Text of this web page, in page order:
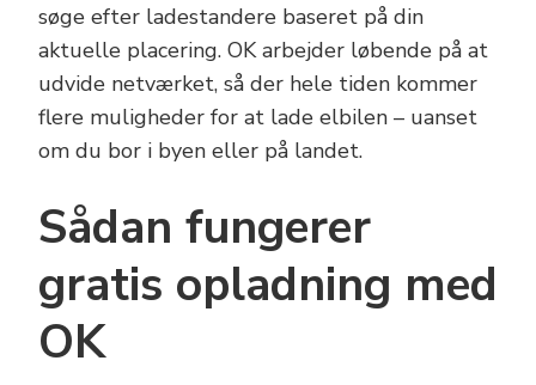
søge efter ladestandere baseret på din
aktuelle placering. OK arbejder løbende på at
udvide netværket, så der hele tiden kommer
flere muligheder for at lade elbilen – uanset
om du bor i byen eller på landet.
Sådan fungerer
gratis opladning med
OK